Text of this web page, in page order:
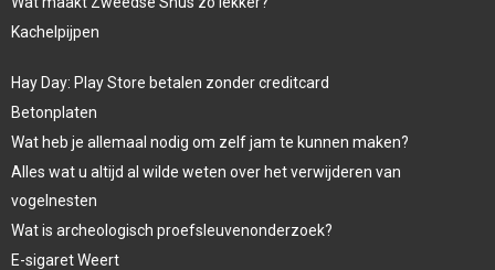
Kachelpijpen
Hay Day: Play Store betalen zonder creditcard
Betonplaten
Wat heb je allemaal nodig om zelf jam te kunnen maken?
Alles wat u altijd al wilde weten over het verwijderen van
vogelnesten
Wat is archeologisch proefsleuvenonderzoek?
E-sigaret Weert